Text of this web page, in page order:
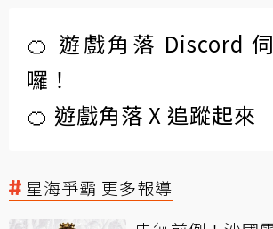
🍊 遊戲角落 Discord
囉！
🍊 遊戲角落 X 追蹤起來
星海爭霸 更多報導